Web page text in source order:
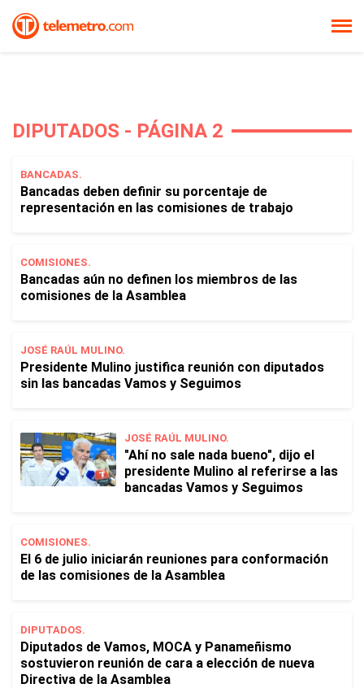
DIPUTADOS - PÁGINA 2
BANCADAS.
Bancadas deben definir su porcentaje de
representación en las comisiones de trabajo
COMISIONES.
Bancadas aún no definen los miembros de las
comisiones de la Asamblea
JOSÉ RAÚL MULINO.
Presidente Mulino justifica reunión con diputados
sin las bancadas Vamos y Seguimos
JOSÉ RAÚL MULINO.
"Ahí no sale nada bueno", dijo el
presidente Mulino al referirse a las
bancadas Vamos y Seguimos
COMISIONES.
El 6 de julio iniciarán reuniones para conformación
de las comisiones de la Asamblea
DIPUTADOS.
Diputados de Vamos, MOCA y Panameñismo
sostuvieron reunión de cara a elección de nueva
Directiva de la Asamblea